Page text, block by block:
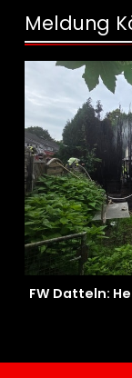
Meldung
FW Datteln: